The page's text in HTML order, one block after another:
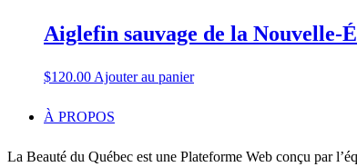
Aiglefin sauvage de la Nouvelle-
$120.00 Ajouter au panier
À PROPOS
La Beauté du Québec est une Plateforme Web conçu par